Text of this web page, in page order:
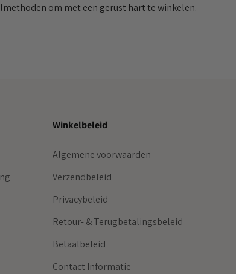
om met een gerust hart te winkelen.
Winkelbeleid
Algemene voorwaarden
Verzendbeleid
Privacybeleid
Retour- & Terugbetalingsbeleid
Betaalbeleid
Contact Informatie